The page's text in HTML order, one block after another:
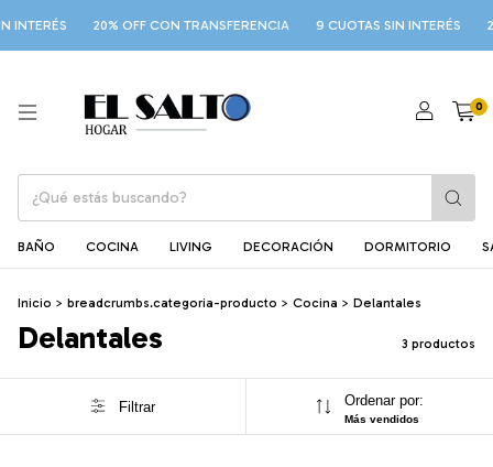
INTERÉS 20% OFF CON TRANSFERENCIA 9 CUOTAS SIN INTERÉS
0
BAÑO COCINA LIVING DECORACIÓN DORMITORIO
Inicio > breadcrumbs.categoria-producto > Cocina > Delantales
Delantales 3 productos
Filtrar Ordenar por:
Más vendidos